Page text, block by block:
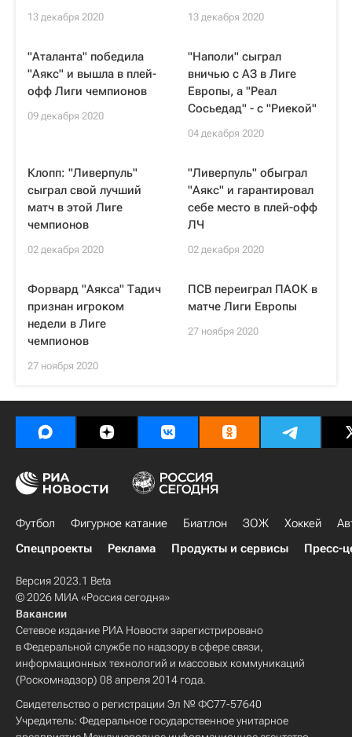
13 декабря 2020 13 декабря 2020
"Аталанта" победила
"Аякс" и вышла в плей-
офф Лиги чемпионов
09 декабря 2020
"Наполи" сыграл
вничью с АЗ в Лиге
Европы, а "Реал
Сосьедад" - с "Риекой"
04 декабря 2020
Клопп: "Ливерпуль"
сыграл свой лучший
матч в этой Лиге
чемпионов
02 декабря 2020
"Ливерпуль" обыграл
"Аякс" и гарантировал
себе место в плей-офф
ЛЧ
02 декабря 2020
Форвард "Аякса" Тадич
признан игроком
недели в Лиге
чемпионов
27 ноября 2020
ПСВ переиграл ПАОК в
матче Лиги Европы
27 ноября 2020
Футбол Фигурное катание Биатлон ЗОЖ Хоккей
Спецпроекты
Реклама Продукты и сервисы Пресс-
Версия 2023.1 Beta
© 2026 МИА «Россия сегодня»
Вакансии
Сетевое издание РИА Новости зарегистрировано
в Федеральной службе по надзору в сфере связи,
информационных технологий и массовых коммуникаций
(Роскомнадзор) 08 апреля 2014 года.
Свидетельство о регистрации Эл № ФС77-57640
Учредитель: Федеральное государственное унитарное